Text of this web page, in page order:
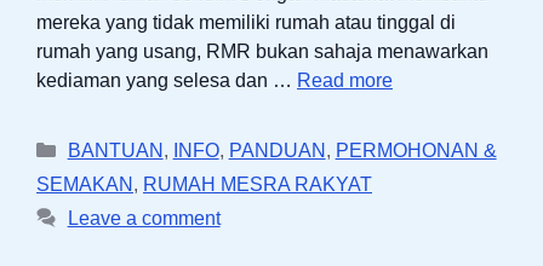
mereka yang tidak memiliki rumah atau tinggal di
rumah yang usang, RMR bukan sahaja menawarkan
kediaman yang selesa dan … Read more
Categories
BANTUAN , INFO, PANDUAN , PERMOHONAN &
SEMAKAN , RUMAH MESRA RAKYAT
Leave a comment